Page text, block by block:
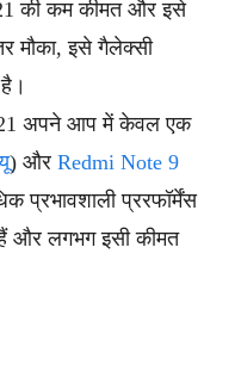
की कम कीमत और इसे
मौका, इसे गैलेक्सी
अपने आप में केवल एक
) और Redmi Note 9
प्रभावशाली प्ररफॉर्मेंस
और लगभग इसी कीमत